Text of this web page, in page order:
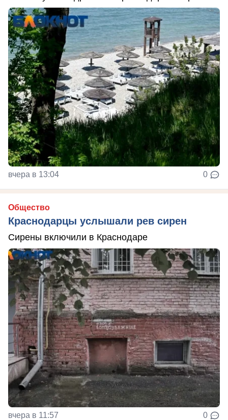
вчера в 13:04 0
Общество
Краснодарцы услышали рев сирен
Сирены включили в Краснодаре
вчера в 11:57 0